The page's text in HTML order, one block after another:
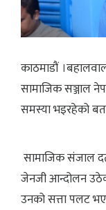
काठमाडौं
सामाजिक सञ्जाल
समस्या भइरहेको
सामाजिक संजाल
जेनजी आन्दोलन
उनको सत्ता पलट